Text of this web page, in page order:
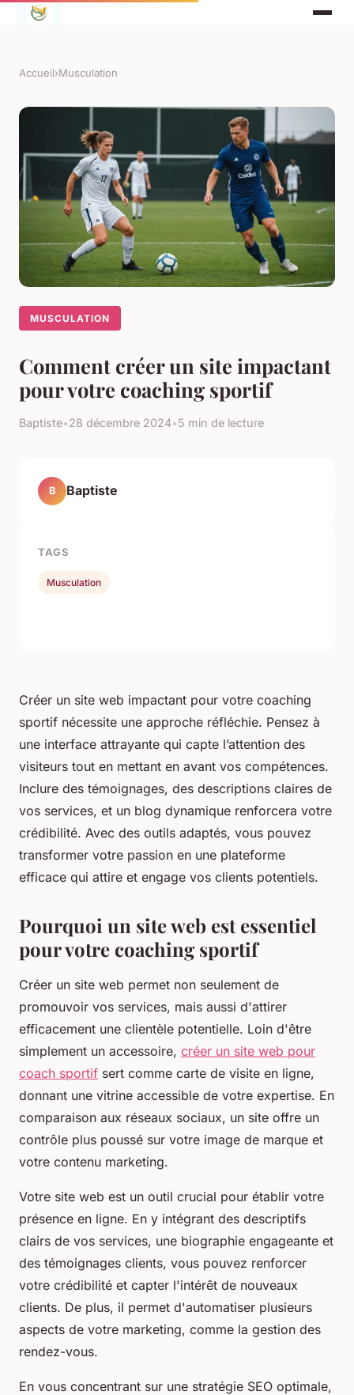
Accueil›Musculation
MUSCULATION
Comment créer un site impactant
pour votre coaching sportif
Baptiste•28 décembre 2024•5 min de lecture
Créer un site web impactant pour votre coaching
sportif nécessite une approche réfléchie. Pensez à
une interface attrayante qui capte l’attention des
visiteurs tout en mettant en avant vos compétences.
Inclure des témoignages, des descriptions claires de
vos services, et un blog dynamique renforcera votre
crédibilité. Avec des outils adaptés, vous pouvez
transformer votre passion en une plateforme
efficace qui attire et engage vos clients potentiels.
Pourquoi un site web est essentiel
pour votre coaching sportif
Créer un site web permet non seulement de
promouvoir vos services, mais aussi d'attirer
efficacement une clientèle potentielle. Loin d'être
simplement un accessoire, créer un site web pour
coach sportif sert comme carte de visite en ligne,
donnant une vitrine accessible de votre expertise. En
comparaison aux réseaux sociaux, un site offre un
contrôle plus poussé sur votre image de marque et
votre contenu marketing.
Votre site web est un outil crucial pour établir votre
présence en ligne. En y intégrant des descriptifs
clairs de vos services, une biographie engageante et
des témoignages clients, vous pouvez renforcer
votre crédibilité et capter l'intérêt de nouveaux
clients. De plus, il permet d'automatiser plusieurs
aspects de votre marketing, comme la gestion des
rendez-vous.
En vous concentrant sur une stratégie SEO optimale,
B Baptiste
TAGS
Musculation